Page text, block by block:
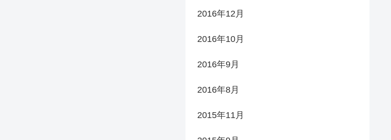
2016年12月
2016年10月
2016年9月
2016年8月
2015年11月